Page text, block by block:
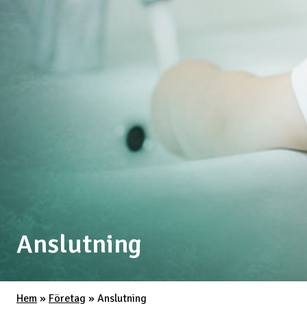
Anslutning
Hem » Företag » Anslutning